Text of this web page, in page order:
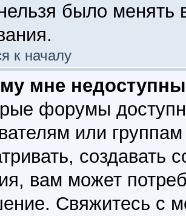
было менять
к началу
мне
форумы
или
создавать
вам может
Свяжитесь с